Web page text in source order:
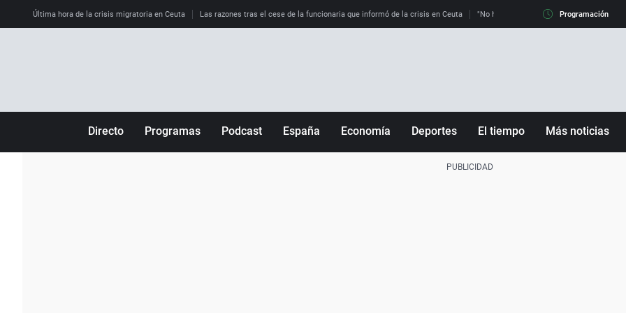
Última hora de la crisis migratoria en Ceuta Las razones tras el cese de la funcionaria que informó de la crisis en Ceuta "No hay mafias, que no nos engañen":
Programación
Directo Programas Podcast España Economía Deportes El tiempo Más noticias